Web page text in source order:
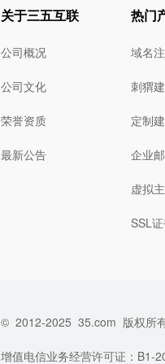
关于三五互联
公司概况
公司文化
荣誉资质
最新公告
热门
域名
刺猬
定制
企业
虚拟
SSL
© 2012-2025 35.com 版权所
增值电信业务经营许可证：B1-